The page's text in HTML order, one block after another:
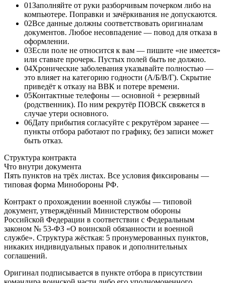
01Заполняйте от руки разборчивым почерком либо на
компьютере. Поправки и зачёркивания не допускаются.
02Все данные должны соответствовать оригиналам
документов. Любое несовпадение — повод для отказа в
оформлении.
03Если поле не относится к вам — пишите «не имеется»
или ставьте прочерк. Пустых полей быть не должно.
04Хронические заболевания указывайте полностью —
это влияет на категорию годности (А/Б/В/Г). Скрытие
приведёт к отказу на ВВК и потере времени.
05Контактные телефоны — основной + резервный
(родственник). По ним рекрутёр ПОВСК свяжется в
случае утери основного.
06Дату прибытия согласуйте с рекрутёром заранее —
пункты отбора работают по графику, без записи может
быть отказ.
Структура контракта
Что внутри документа
Пять пунктов на трёх листах. Все условия фиксированы —
типовая форма Минобороны РФ.
Контракт о прохождении военной службы — типовой
документ, утверждённый Министерством обороны
Российской Федерации в соответствии с Федеральным
законом № 53-ФЗ «О воинской обязанности и военной
службе». Структура жёсткая: 5 пронумерованных пунктов,
никаких индивидуальных правок и дополнительных
соглашений.
Оригинал подписывается в пункте отбора в присутствии